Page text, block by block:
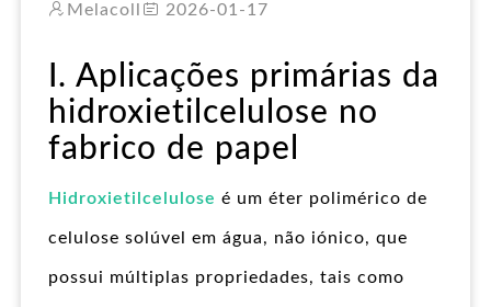
Melacoll 2026-01-17
I. Aplicações primárias da
hidroxietilcelulose no
fabrico de papel
Hidroxietilcelulose é um éter polimérico de
celulose solúvel em água, não iónico, que
possui múltiplas propriedades, tais como